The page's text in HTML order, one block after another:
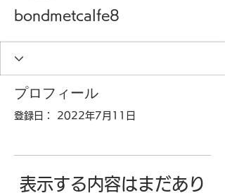
bondmetcalfe8
プロフィール
登録日： 2022年7月11日
表示する内容はまだあり